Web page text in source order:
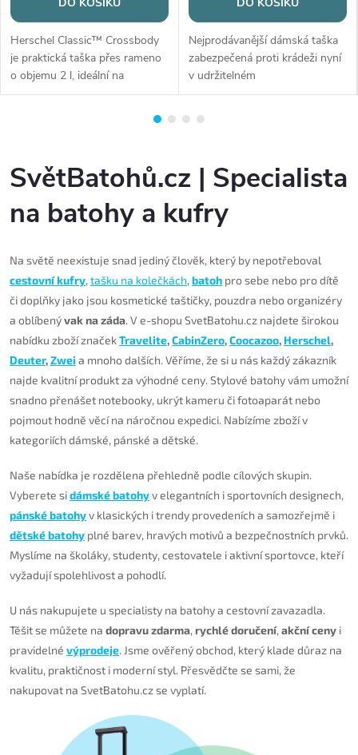
Herschel Classic™ Crossbody
je praktická taška přes rameno
o objemu 2 l, ideální na
každodenní nošení. Nabízí
Nejprodávanější dámská taška
zabezpečená proti krádeži nyní
v udržitelném
ECONYL. Prostorný batoh
mimořádně elegantní,
SvětBatohů.cz | Specialista
na batohy a kufry
Na světě neexistuje snad jediný člověk, který by nepotřeboval
cestovní kufry, tašku na kolečkách, batoh pro sebe nebo pro dítě
či doplňky jako jsou kosmetické taštičky, pouzdra nebo organizéry
a oblíbenývak na záda. V e-shopu SvetBatohu.cz najdete širokou
nabídku zboží značekTravelite,CabinZero,Coocazoo, Herschel,
Deuter,Zwei a mnoho dalších. Věříme, že si u nás každý zákazník
najde kvalitní produkt za výhodné ceny. Stylové batohy vám umožní
snadno přenášet notebooky, ukrýt kameru či fotoaparát nebo
pojmout hodně věcí na náročnou expedici. Nabízíme zboží v
kategoriích dámské, pánské a dětské.
Naše nabídka je rozdělena přehledně podle cílových skupin.
Vyberete sidámské batohyv elegantních i sportovních designech,
pánské batohyv klasických i trendy provedeních a samozřejmě i
dětské batohy plné barev, hravých motivů a bezpečnostních prvků.
Myslíme na školáky, studenty, cestovatele i aktivní sportovce, kteří
vyžadují spolehlivost a pohodlí.
U nás nakupujete u specialisty na batohy a cestovní zavazadla.
Těšit se můžete na dopravu zdarma, rychlé doručení, akční ceny i
pravidelné výprodeje. Jsme ověřený obchod, který klade důraz na
kvalitu, praktičnost i moderní styl. Přesvědčte se sami, že
nakupovat na SvetBatohu.cz se vyplatí.